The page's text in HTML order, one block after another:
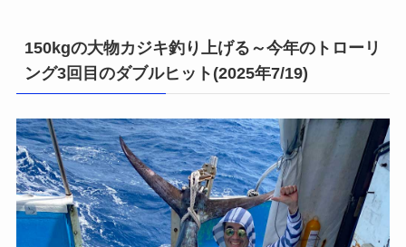
150kgの大物カジキ釣り上げる～今年のトローリ
ング3回目のダブルヒット(2025年7/19)